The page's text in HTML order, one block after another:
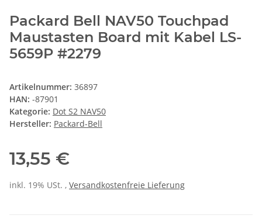
Packard Bell NAV50 Touchpad
Maustasten Board mit Kabel LS-
5659P #2279
Artikelnummer: 36897
HAN: -87901
Kategorie: Dot S2 NAV50
Hersteller: Packard-Bell
13,55 €
inkl. 19% USt. , Versandkostenfreie Lieferung